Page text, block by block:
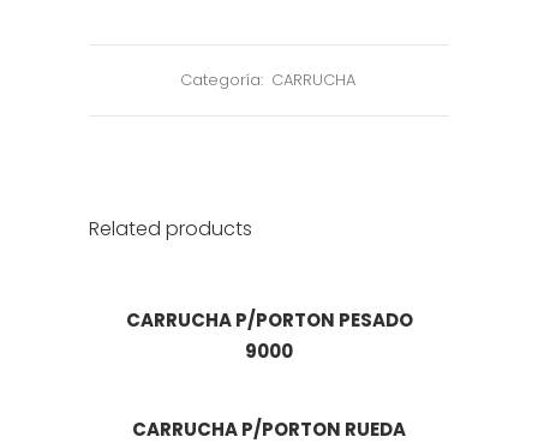
Categoría: CARRUCHA
Related products
CARRUCHA P/PORTON PESADO
9000
CARRUCHA P/PORTON RUEDA